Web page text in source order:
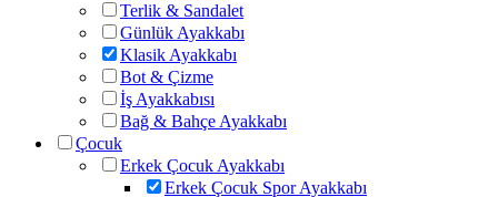
Terlik & Sandalet
Günlük Ayakkabı
Klasik Ayakkabı
Bot & Çizme
İş Ayakkabısı
Bağ & Bahçe Ayakkabı
Çocuk
Erkek Çocuk Ayakkabı
Erkek Çocuk Spor Ayakkabı